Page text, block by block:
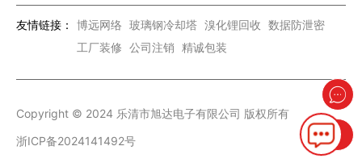
友情链接： 博远网络 玻璃钢冷却塔 溴化锂回收 数据防泄密
工厂装修 公司注销 精诚包装
Copyright © 2024 乐清市旭达电子有限公司 版权所有
浙ICP备2024141492号